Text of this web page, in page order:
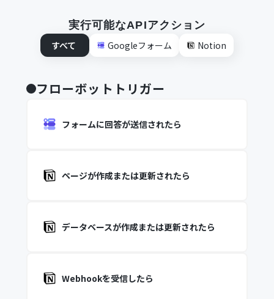
実行可能なAPIアクション
すべて
Googleフォーム Notion
フローボットトリガー
フォームに回答が送信されたら
ページが作成または更新されたら
データベースが作成または更新されたら
Webhookを受信したら